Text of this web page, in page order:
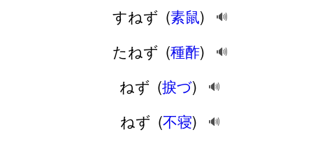
すねず (素鼠) 🔊
たねず (種酢) 🔊
ねず (捩づ) 🔊
ねず (不寝) 🔊